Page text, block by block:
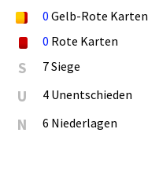
0 Gelb-Rote Karten
0 Rote Karten
S 7 Siege
U 4 Unentschieden
N 6 Niederlagen